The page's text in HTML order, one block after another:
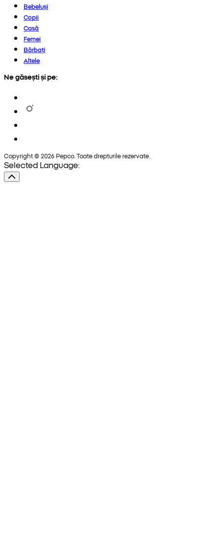
Bebeluși
Copii
Casă
Femei
Bărbați
Altele
Ne găsești și pe:
Copyright © 2026 Pepco. Toate drepturile rezervate.
Selected Language: